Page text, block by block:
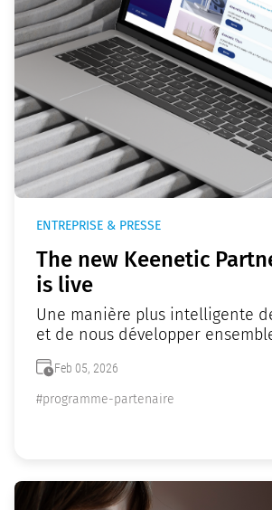
ENTREPRISE & PRESSE
The new Keenetic
is live
Une manière plus intelligente
et de nous développer
Feb 05, 2026
#programme-partenaire